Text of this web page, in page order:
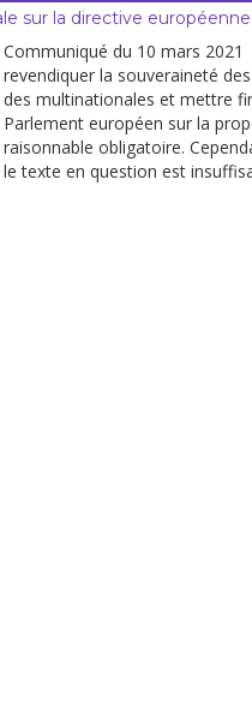
pour les
Fiches
sur les
sociétés
Accès à
pour les
STN
Autres
et liens
culturels
Pensées d’hier pour
demain
Hors-série
Publications droits
humains
sur la directive
Communiqué du 10 mars
revendiquer la souveraineté
des multinationales et mettre
Parlement européen sur la
raisonnable obligatoire.
le texte en question est